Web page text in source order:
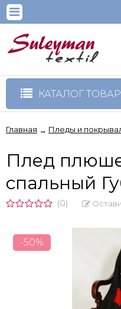
КАТАЛОГ
Главная → Пледы и
Плед
спальный
(0)
-50%